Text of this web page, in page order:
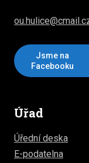
Jsme na
Facebooku
Úřad
Úřední deska
E-podatelna